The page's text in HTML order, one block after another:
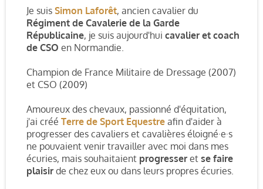
Je suis Simon Laforêt, ancien cavalier du
Régiment de Cavalerie de la Garde
Républicaine, je suis aujourd'hui cavalier et coach
de CSO en Normandie.
Champion de France Militaire de Dressage (2007)
et CSO (2009)
Amoureux des chevaux, passionné d'équitation,
j'ai créé Terre de Sport Equestre afin d'aider à
progresser des cavaliers et cavalières éloigné·e·s
ne pouvaient venir travailler avec moi dans mes
écuries, mais souhaitaient progresser et se faire
plaisir de chez eux ou dans leurs propres écuries.